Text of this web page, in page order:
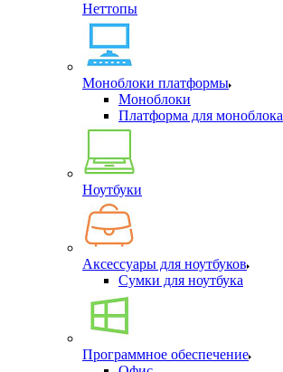
Неттопы
Моноблоки платформы
Моноблоки
Платформа для моноблока
Ноутбуки
Аксессуары для ноутбуков
Сумки для ноутбука
Программное обеспечение